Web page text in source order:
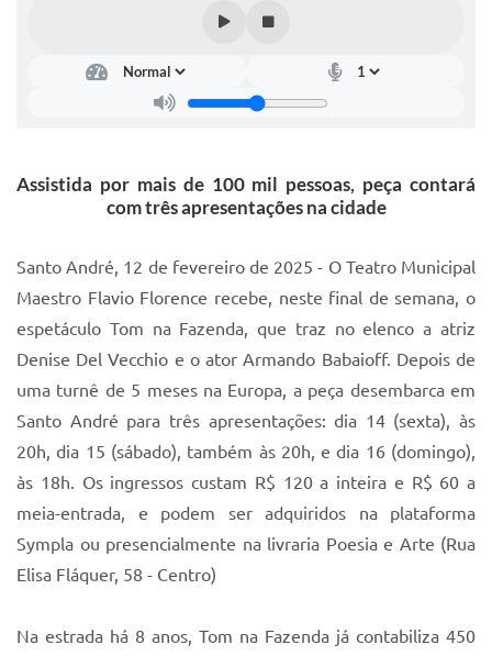
Legislação
Lei de acesso à informação
Mobilidade Urbana Sustentável
Parque Escola
Portal da Educação
Quadra Fiscal
SIC
Autarquias
Assistida por mais de 100 mil pessoas, peça contará
com três apresentações na cidade
Santo André, 12 de fevereiro de 2025 - O Teatro Municipal
Maestro Flavio Florence recebe, neste final de semana, o
espetáculo Tom na Fazenda, que traz no elenco a atriz
Denise Del Vecchio e o ator Armando Babaioff. Depois de
uma turnê de 5 meses na Europa, a peça desembarca em
Santo André para três apresentações: dia 14 (sexta), às
20h, dia 15 (sábado), também às 20h, e dia 16 (domingo),
às 18h. Os ingressos custam R$ 120 a inteira e R$ 60 a
meia-entrada, e podem ser adquiridos na plataforma
Sympla ou presencialmente na livraria Poesia e Arte (Rua
Elisa Fláquer, 58 - Centro)
Na estrada há 8 anos, Tom na Fazenda já contabiliza 450